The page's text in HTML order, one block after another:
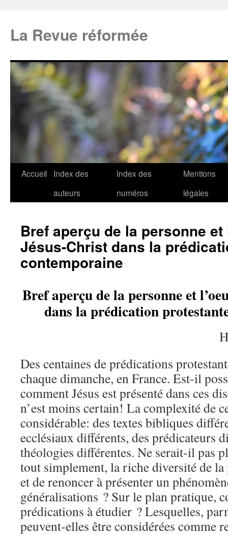
La Revue réformée
Accueil
Index des
auteurs
Index des
numéros
Mentions
légales
Bref aperçu de la personne et
Jésus-Christ dans la
contemporaine
Bref aperçu de la personne et
dans la prédication
Des centaines de prédications
chaque dimanche, en France. Est-il
comment Jésus est présenté dans ces
n’est moins certain! La complexité de
considérable: des textes bibliques
ecclésiaux différents, des prédicateurs
théologies différentes. Ne serait-il pas
tout simplement, la riche diversité de
et de renoncer à présenter un
généralisations ? Sur le plan pratique,
prédications à étudier ? Lesquelles,
peuvent-elles être considérées comme